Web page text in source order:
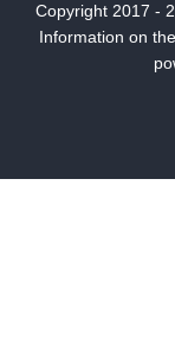
ミステリー
Copyright 2017 -
Information on